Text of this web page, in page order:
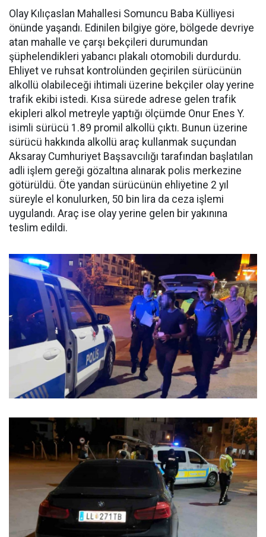
Olay Kılıçaslan Mahallesi Somuncu Baba Külliyesi
önünde yaşandı. Edinilen bilgiye göre, bölgede devriye
atan mahalle ve çarşı bekçileri durumundan
şüphelendikleri yabancı plakalı otomobili durdurdu.
Ehliyet ve ruhsat kontrolünden geçirilen sürücünün
alkollü olabileceği ihtimali üzerine bekçiler olay yerine
trafik ekibi istedi. Kısa sürede adrese gelen trafik
ekipleri alkol metreyle yaptığı ölçümde Onur Enes Y.
isimli sürücü 1.89 promil alkollü çıktı. Bunun üzerine
sürücü hakkında alkollü araç kullanmak suçundan
Aksaray Cumhuriyet Başsavcılığı tarafından başlatılan
adli işlem gereği gözaltına alınarak polis merkezine
götürüldü. Öte yandan sürücünün ehliyetine 2 yıl
süreyle el konulurken, 50 bin lira da ceza işlemi
uygulandı. Araç ise olay yerine gelen bir yakınına
teslim edildi.